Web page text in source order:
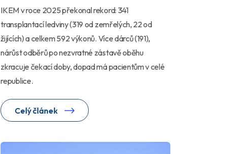
IKEM v roce 2025 překonal rekord: 341
transplantací ledviny (319 od zemřelých, 22 od
žijících) a celkem 592 výkonů. Více dárců (191),
nárůst odběrů po nezvratné zástavě oběhu
zkracuje čekací doby, dopad má pacientům v celé
republice.
Celý článek